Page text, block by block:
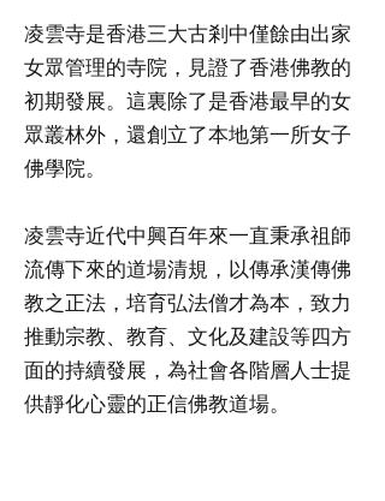
凌雲寺是香港三大古剎中僅餘由出家
女眾管理的寺院，見證了香港佛教的
初期發展。這裏除了是香港最早的女
眾叢林外，還創立了本地第一所女子
佛學院。
凌雲寺近代中興百年來一直秉承祖師
流傳下來的道場清規，以傳承漢傳佛
教之正法，培育弘法僧才為本，致力
推動宗教、教育、文化及建設等四方
面的持續發展，為社會各階層人士提
供靜化心靈的正信佛教道場。